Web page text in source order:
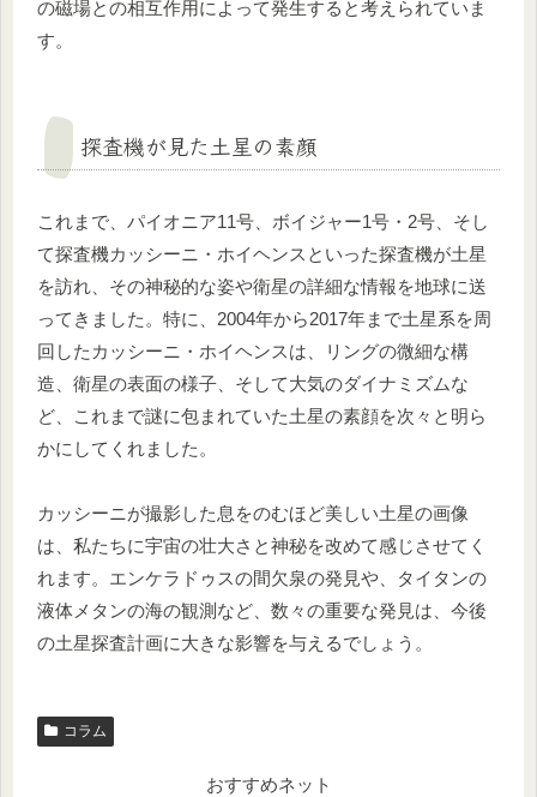
の磁場との相互作用によって発生すると考えられていま
す。
探査機が見た土星の素顔
これまで、パイオニア11号、ボイジャー1号・2号、そし
て探査機カッシーニ・ホイヘンスといった探査機が土星
を訪れ、その神秘的な姿や衛星の詳細な情報を地球に送
ってきました。特に、2004年から2017年まで土星系を周
回したカッシーニ・ホイヘンスは、リングの微細な構
造、衛星の表面の様子、そして大気のダイナミズムな
ど、これまで謎に包まれていた土星の素顔を次々と明ら
かにしてくれました。
カッシーニが撮影した息をのむほど美しい土星の画像
は、私たちに宇宙の壮大さと神秘を改めて感じさせてく
れます。エンケラドゥスの間欠泉の発見や、タイタンの
液体メタンの海の観測など、数々の重要な発見は、今後
の土星探査計画に大きな影響を与えるでしょう。
コラム
おすすめネット